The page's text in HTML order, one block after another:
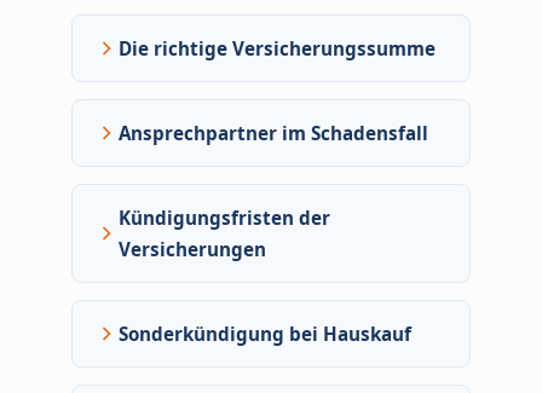
Die richtige Versicherungssumme
Ansprechpartner im Schadensfall
Kündigungsfristen der
Versicherungen
Sonderkündigung bei Hauskauf